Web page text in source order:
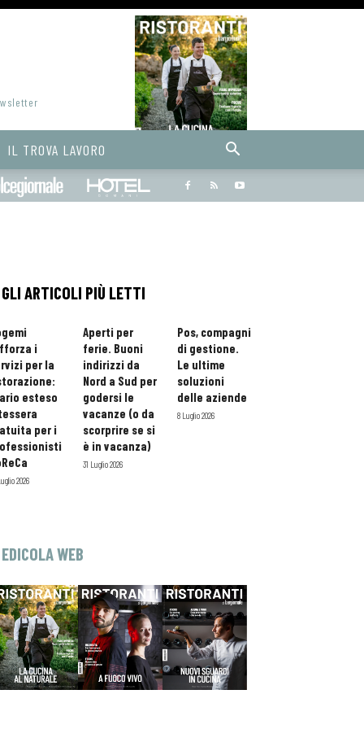
IL TROVA LAVORO
Bargiornale dolcegiornale
GLI ARTICOLI PIÙ LETTI
i
per la
esteso
per i
2026
Aperti per
ferie. Buoni
indirizzi da
Nord a Sud per
godersi le
vacanze (o da
scorprire se si
è in vacanza)
31 Luglio 2026
Pos, compagni
di gestione.
Le ultime
soluzioni
delle aziende
8 Luglio 2026
EDICOLA WEB